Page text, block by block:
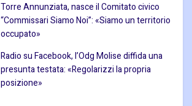
Torre Annunziata, nasce il Comitato civico
“Commissari Siamo Noi”: «Siamo un territorio
occupato»
Radio su Facebook, l’Odg Molise diffida una
presunta testata: «Regolarizzi la propria
posizione»